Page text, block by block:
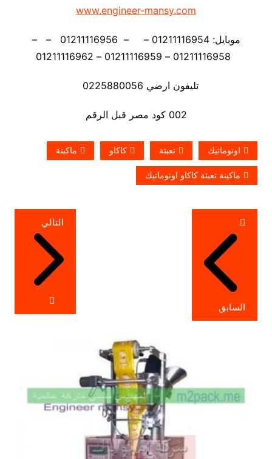
www.engineer-mansy.com
موبايل: 01211116954 – – 01211116956 – –
تليفون ارضي 0225880056
002 كود مصر قبل الرقم
اوتوماتيك تعبئة كاكاو ماكينة
ماكينة تعبئة كاكاو اوتوماتيك
تصفّح
المقالات
السابق
التالي